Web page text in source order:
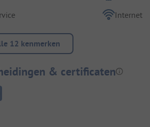
Internet
12 kenmerken
& certificaten